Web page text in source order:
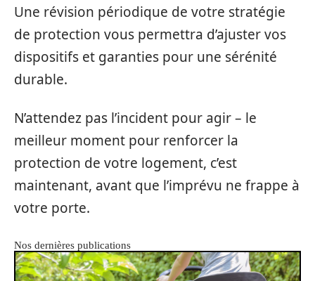
Une révision périodique de votre stratégie
de protection vous permettra d’ajuster vos
dispositifs et garanties pour une sérénité
durable.
N’attendez pas l’incident pour agir – le
meilleur moment pour renforcer la
protection de votre logement, c’est
maintenant, avant que l’imprévu ne frappe à
votre porte.
Nos dernières publications